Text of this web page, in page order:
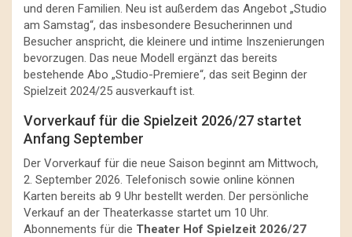
und deren Familien. Neu ist außerdem das Angebot „Studio
am Samstag“, das insbesondere Besucherinnen und
Besucher anspricht, die kleinere und intime Inszenierungen
bevorzugen. Das neue Modell ergänzt das bereits
bestehende Abo „Studio-Premiere“, das seit Beginn der
Spielzeit 2024/25 ausverkauft ist.
Vorverkauf für die Spielzeit 2026/27 startet
Anfang September
Der Vorverkauf für die neue Saison beginnt am Mittwoch,
2. September 2026. Telefonisch sowie online können
Karten bereits ab 9 Uhr bestellt werden. Der persönliche
Verkauf an der Theaterkasse startet um 10 Uhr.
Abonnements für die Theater Hof Spielzeit 2026/27